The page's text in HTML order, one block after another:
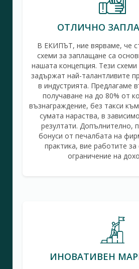
ОТЛИЧНО
В ЕКИПЪТ, ние вярваме, че
схеми за заплащане са
нашата концепция. Тези
задържат най-талантливите
в индустрията. Предлагаме
получаване на до 80% от
възнаграждение, без такси
сумата нараства, в
резултати. Допълнително,
бонуси от печалбата на
практика, вие работите за
ограничение на
ИНОВАТИВЕН